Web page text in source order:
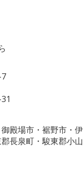
殿場市・裾野市・伊
長泉町・駿東郡小山